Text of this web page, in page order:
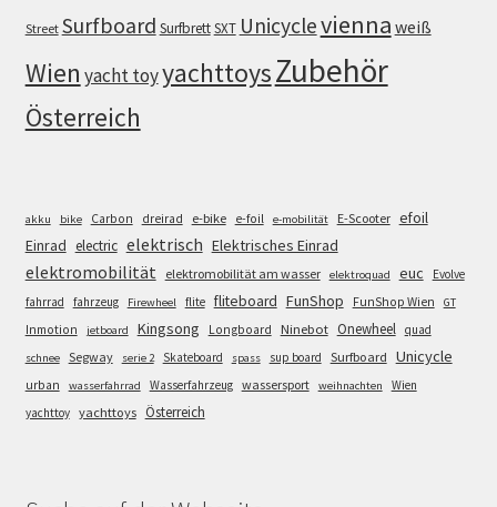
Street Surfboard SurfbrettSXT Unicyclevienna weiß
Wien yacht toyyachttoysZubehör
Österreich
akku bike Carbon dreirad e-bike e-foil e-mobilität E-Scooter efoil
Einrad electric elektrisch Elektrisches Einrad
elektromobilität elektromobilität am wasser elektroquad euc
Evolve
fahrrad
fahrzeug Firewheel flite fliteboard FunShop FunShop Wien GT
Inmotion jetboard Kingsong Longboard Ninebot Onewheel quad
schnee Segway serie 2 Skateboard spass sup board Surfboard Unicycle
urban wasserfahrrad Wasserfahrzeug wassersport weihnachten
Wien
yachttoy yachttoys Österreich